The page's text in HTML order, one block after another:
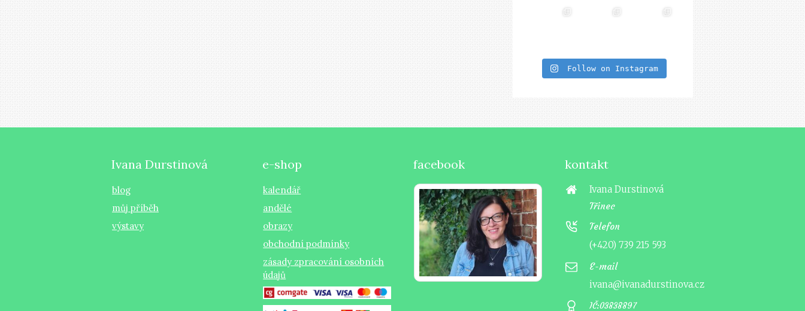
Follow on Instagram
Ivana Durstinová
blog
můj příběh
výstavy
e-shop
kalendář
andělé
obrazy
obchodní podmínky
zásady zpracování osobních
údajů
facebook kontakt
Ivana Durstinová
Třinec
Telefon
(+420) 739 215 593
E-mail
ivana@ivanadurstinova.cz
IČ:03838897